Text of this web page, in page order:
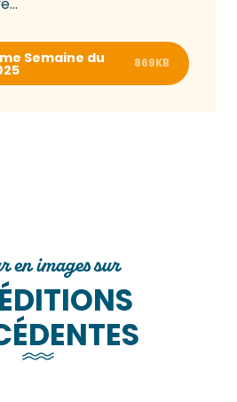
Semaine du 869KB
en images sur